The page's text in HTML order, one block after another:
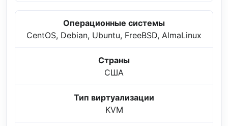
Операционные системы
CentOS, Debian, Ubuntu, FreeBSD, AlmaLinux
Страны
США
Тип виртуализации
KVM